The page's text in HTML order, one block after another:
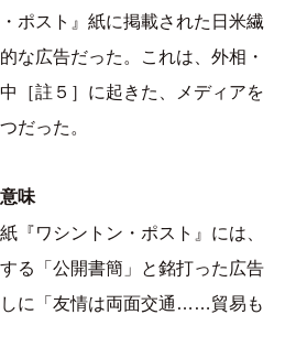
ポスト』紙に掲載された日米繊
な広告だった。これは、外相・
［註５］に起きた、メディアを
だった。
味
『ワシントン・ポスト』には、
る「公開書簡」と銘打った広告
に「友情は両面交通……貿易も